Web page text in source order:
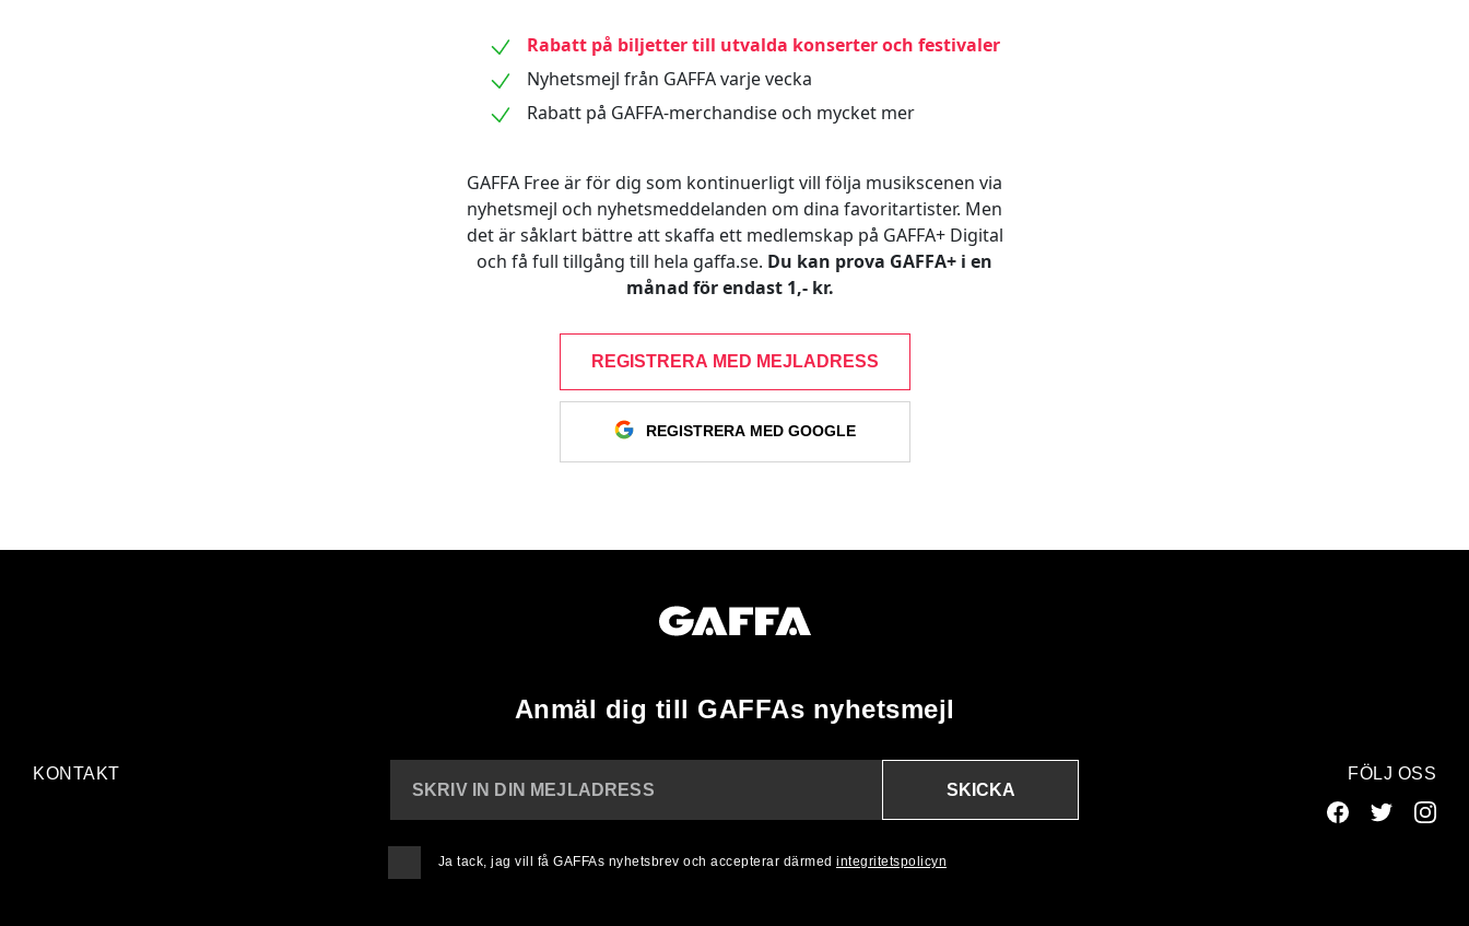
Rabatt på biljetter till utvalda konserter och festivaler
Nyhetsmejl från GAFFA varje vecka
Rabatt på GAFFA-merchandise och mycket mer
GAFFA Free är för dig som kontinuerligt vill följa musikscenen via
nyhetsmejl och nyhetsmeddelanden om dina favoritartister. Men
det är såklart bättre att skaffa ett medlemskap på GAFFA+ Digital
och få full tillgång till hela gaffa.se. Du kan prova GAFFA+ i en
månad för endast 1,- kr.
REGISTRERA MED MEJLADRESS
REGISTRERA MED GOOGLE
Anmäl dig till GAFFAs nyhetsmejl
KONTAKT
SKRIV IN DIN MEJLADRESS
SKICKA
Ja tack, jag vill få GAFFAs nyhetsbrev och accepterar därmed integritetspolicyn
FÖLJ OSS